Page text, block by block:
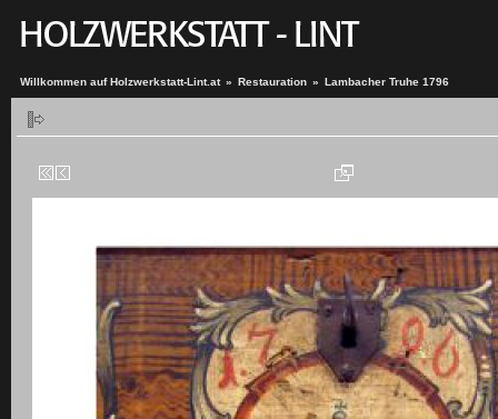
Willkommen auf Holzwerkstatt-Lint.at » Restauration » Lambacher Truhe 1796